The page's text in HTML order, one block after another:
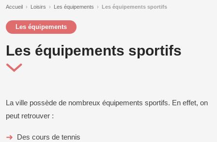
Accueil › Loisirs › Les équipements › Les équipements sportifs
Les équipements
Les équipements sportifs
La ville possède de nombreux équipements sportifs. En effet, on
peut retrouver :
Des cours de tennis